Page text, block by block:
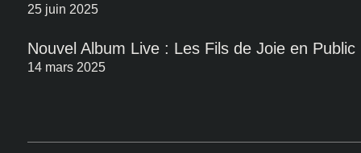
25 juin 2025
Nouvel Album Live : Les Fils de Joie en Public
14 mars 2025